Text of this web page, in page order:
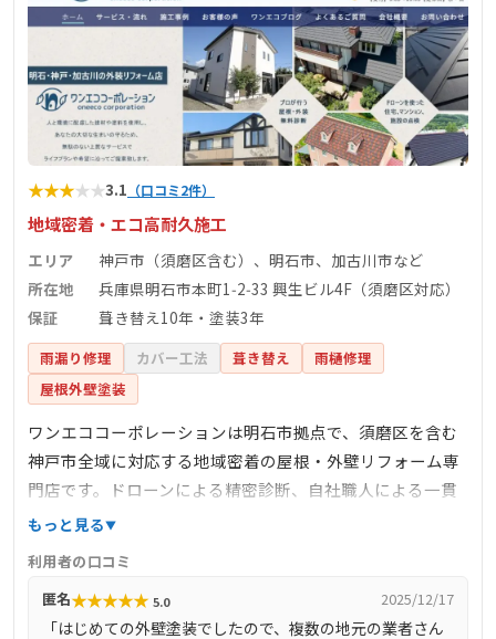
★★★★★3.1 （口コミ2件）
地域密着・エコ高耐久施工
エリア
神戸市（須磨区含む）、明石市、加古川市など
所在地
兵庫県明石市本町1‑2‑33 興生ビル4F（須磨区対応）
保証
葺き替え10年・塗装3年
雨漏り修理 カバー工法 葺き替え
雨樋修理
屋根外壁塗装
ワンエココーポレーションは明石市拠点で、須磨区を含む
神戸市全域に対応する地域密着の屋根・外壁リフォーム専
門店です。ドローンによる精密診断、自社職人による一貫
施工、環境配慮型の光触媒コーティング・太陽光パネル設
（葺き替え10年・塗装3年）を提供し、丁寧かつ透明な工
程で丁寧な対応が好評です。
もっと見る
利用者の口コミ
匿名★★★★★ 5.0 2025/12/17
「はじめての外壁塗装でしたので、複数の地元の業者さん